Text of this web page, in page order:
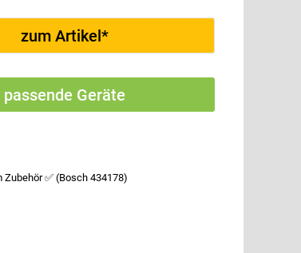
zum Artikel*
passende Geräte
✅ (Bosch 434178)